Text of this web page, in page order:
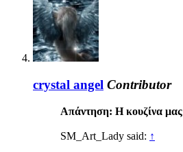
crystal angel Contributor
Απάντηση: Η κουζίνα μας
SM_Art_Lady said: ↑